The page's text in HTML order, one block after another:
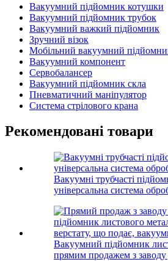
Вакуумний підйомник котушки
Вакуумний підйомник трубок
Вакуумний важкий підйомник
Зручний візок
Мобільний вакуумний
Вакуумний компонент
Сервобалансер
Вакуумний підйомник скла
Пневматичний маніпулятор
Система стрілового крана
Рекомендовані товари
Вакуумні трубчасті
універсальна система
Вакуумний підйомник
прямим продажем з заводу